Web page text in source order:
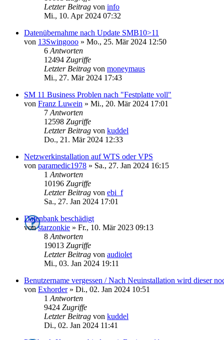
Letzter Beitrag von info
Mi., 10. Apr 2024 07:32
Datenübernahme nach Update SMB10>11
von 13Swingooo » Mo., 25. Mär 2024 12:50
6 Antworten
12494 Zugriffe
Letzter Beitrag von moneymaus
Mi., 27. Mär 2024 17:43
SM 11 Business Problen nach "Festplatte voll"
von Franz Luwein » Mi., 20. Mär 2024 17:01
7 Antworten
12598 Zugriffe
Letzter Beitrag von kuddel
Do., 21. Mär 2024 12:33
Netzwerkinstallation auf WTS oder VPS
von paramedic1978 » Sa., 27. Jan 2024 16:15
1 Antworten
10196 Zugriffe
Letzter Beitrag von ebi_f
Sa., 27. Jan 2024 17:01
Datenbank beschädigt
vonstarzonkie » Fr., 10. Mär 2023 09:13
8 Antworten
19013 Zugriffe
Letzter Beitrag von audiolet
Mi., 03. Jan 2024 19:11
Benutzername vergessen / Nach Neuinstallation wird dieser
von Exhorder» Di., 02. Jan 2024 10:51
1 Antworten
9424 Zugriffe
Letzter Beitrag von kuddel
Di., 02. Jan 2024 11:41